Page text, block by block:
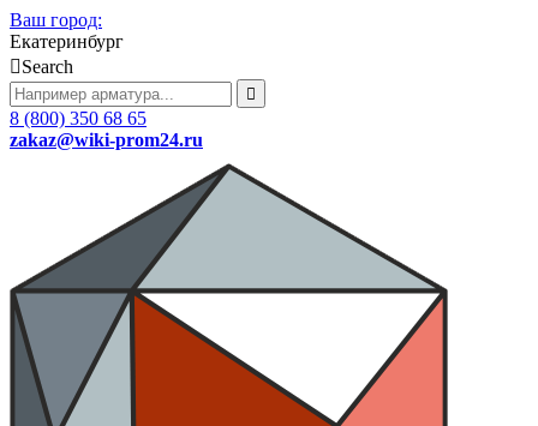
Ваш город:
Екатеринбург
Search
8 (800) 350 68 65
zakaz@wiki-prom24.ru